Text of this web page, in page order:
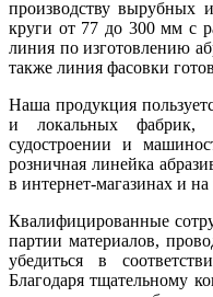
производству вырубных
круги от 77 до 300 мм с
линия по изготовлению
также линия фасовки
Наша продукция
и локальных фабрик,
судостроении и
розничная линейка
в интернет-магазинах и на
Квалифицированные
партии материалов,
убедиться в
Благодаря тщательному